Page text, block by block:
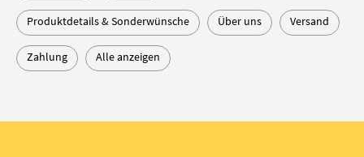
Produktdetails & Sonderwünsche Über uns Versand
Zahlung Alle anzeigen